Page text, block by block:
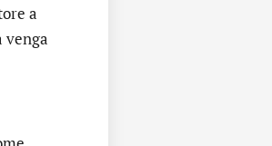
a
venga